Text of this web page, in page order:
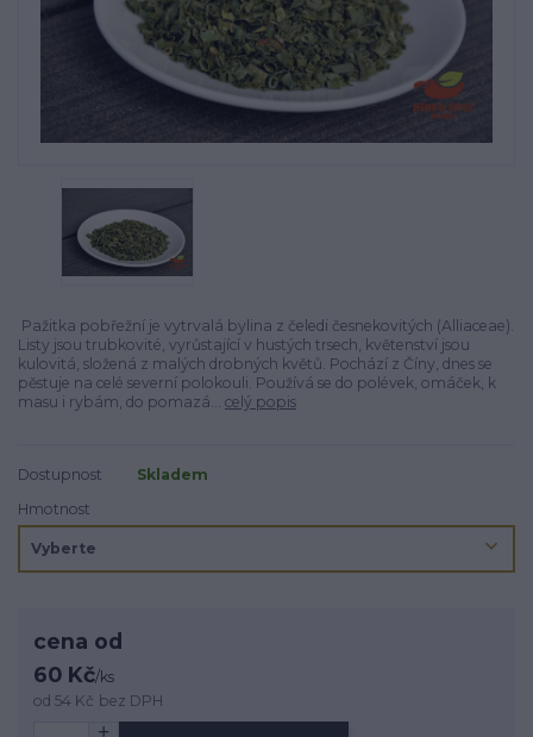
Pažitka pobřežní je vytrvalá bylina z čeledi česnekovitých (Alliaceae).
Listy jsou trubkovité, vyrůstající v hustých trsech, květenství jsou
kulovitá, složená z malých drobných květů. Pochází z Číny, dnes se
pěstuje na celé severní polokouli. Používá se do polévek, omáček, k
masu i rybám, do pomazá... celý popis
Dostupnost
Skladem
Hmotnost
cena od
60 Kč/ks
od54 Kč bez DPH